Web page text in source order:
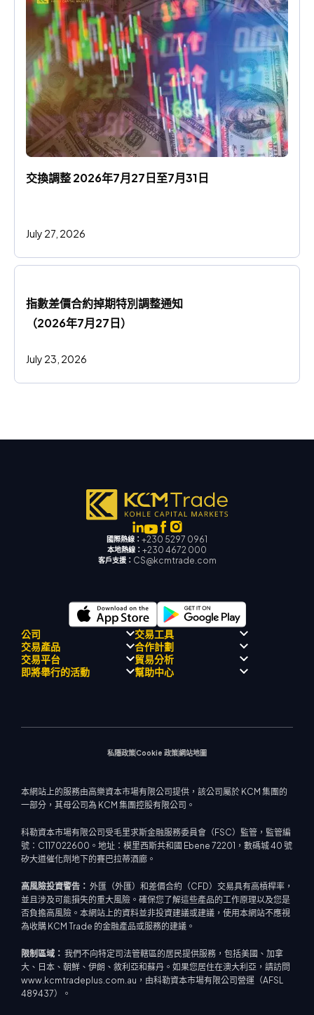
交換調整 2026年7月27日至7月31日
July 27, 2026
指數差價合約掉期特別調整通知
（2026年7月27日）
July 23, 2026
國際熱線： +230 5297 0961
本地熱線： +230 4672 000
客戶支援： CS@kcmtrade.com
公司
監理合規性
關於
飄移隊
交易工具
經濟日曆
交易產品
外匯
貴金屬
合作計劃
介紹經紀人計劃
交易平台 貿易分析
即將舉行的活動 幫助中心
私隱政策Cookie 政策網站地圖
本網站上的服務由高樂資本市場有限公司提供，該公司屬於 KCM 集團的
一部分，其母公司為 KCM 集團控股有限公司。
科勒資本市場有限公司受毛里求斯金融服務委員會（FSC）監管，監管編
號：C117022600。地址：模里西斯共和國 Ebene 72201，數碼城 40 號
矽大道催化劑地下的賽巴拉蒂酒廊。
高風險投資警告： 外匯（外匯）和差價合約（CFD）交易具有高槓桿率，
並且涉及可能損失的重大風險。確保您了解這些產品的工作原理以及您是
否負擔高風險。本網站上的資料並非投資建議或建議，使用本網站不應視
為收購 KCM Trade 的金融產品或服務的建議。
限制區域： 我們不向特定司法管轄區的居民提供服務，包括美國、加拿
大、日本、朝鮮、伊朗、敘利亞和蘇丹。如果您居住在澳大利亞，請訪問
www.kcmtradeplus.com.au，由科勒資本市場有限公司營運（AFSL
489437）。